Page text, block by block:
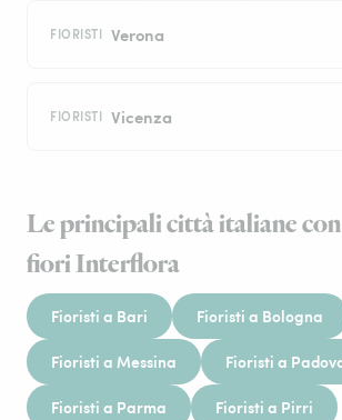
FIORISTI Verona
FIORISTI Vicenza
Le principali città italiane
fiori Interflora
Fioristi a Bari Fioristi a Bologna
Fioristi a Messina Fioristi a
Fioristi a Parma Fioristi a Pirri